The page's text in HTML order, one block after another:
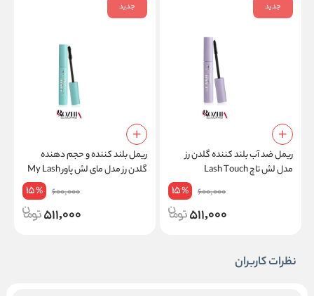
جدید
ریمل ضد آب بلند کننده گلدن رز
مدل لش تاچ Lash Touch
600,000
15%
511,000
جدید
ریمل بلند کننده و حجم دهنده
گلدن رز مدل مای لش پاور My Lash
600,000
15%
511,000
نظرات کاربران